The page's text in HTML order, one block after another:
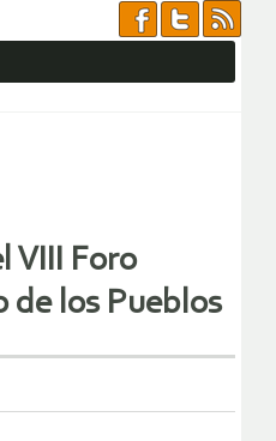
VIII Foro
de los Pueblos